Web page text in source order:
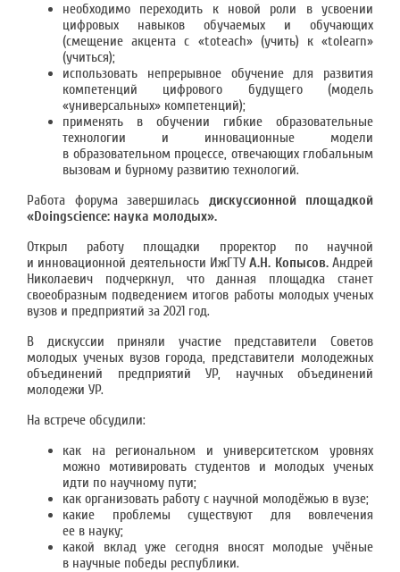
необходимо переходить к новой роли в усвоении
цифровых навыков обучаемых и обучающих
(смещение акцента с «toteach» (учить) к «tolearn»
(учиться);
использовать непрерывное обучение для развития
компетенций цифрового будущего (модель
«универсальных» компетенций);
применять в обучении гибкие образовательные
технологии и инновационные модели
в образовательном процессе, отвечающих глобальным
вызовам и бурному развитию технологий.
Работа форума завершилась дискуссионной площадкой
«Doingscience: наука молодых».
Открыл работу площадки проректор по научной
и инновационной деятельности ИжГТУА.Н. Копысов.Андрей
Николаевич подчеркнул, что данная площадка станет
своеобразным подведением итогов работы молодых ученых
вузов и предприятий за 2021 год.
В дискуссии приняли участие представители Советов
молодых ученых вузов города, представители молодежных
объединений предприятий УР, научных объединений
молодежи УР.
На встрече обсудили:
как на региональном и университетском уровнях
можно мотивировать студентов и молодых ученых
идти по научному пути;
как организовать работу с научной молодёжью в вузе;
какие проблемы существуют для вовлечения
ее в науку;
какой вклад уже сегодня вносят молодые учёные
в научные победы республики.